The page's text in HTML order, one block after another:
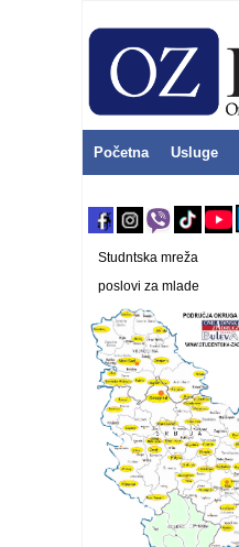
Početna Usluge
Studntska mreža
poslovi za mlade